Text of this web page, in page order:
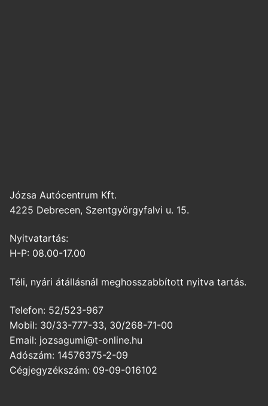
Józsa Autócentrum Kft.
4225 Debrecen, Szentgyörgyfalvi u. 15.
Nyitvatartás:
H-P: 08.00-17.00
Téli, nyári átállásnál meghosszabbított nyitva tartás.
Telefon: 52/523-967
Mobil: 30/33-777-33, 30/268-71-00
Email: jozsagumi@t-online.hu
Adószám: 14576375-2-09
Cégjegyzékszám: 09-09-016102